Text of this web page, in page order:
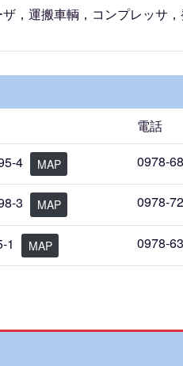
，運搬車輌，コンプレッサ
電話
4 MAP 0978-
3 MAP 0978-
1 MAP 0978-